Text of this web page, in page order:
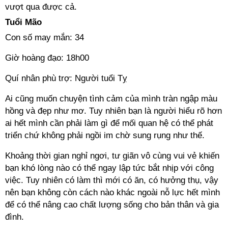
vượt qua được cả.
Tuổi Mão
Con số may mắn: 34
Giờ hoàng đạo: 18h00
Quí nhân phù trợ: Người tuổi Tỵ
Ai cũng muốn chuyện tình cảm của mình tràn ngập màu
hồng và đẹp như mơ. Tuy nhiên bạn là người hiểu rõ hơn
ai hết mình cần phải làm gì để mối quan hệ có thể phát
triển chứ không phải ngồi im chờ sung rụng như thế.
Khoảng thời gian nghỉ ngơi, tư giãn vô cùng vui vẻ khiến
bạn khó lòng nào có thể ngay lập tức bắt nhịp với công
việc. Tuy nhiên có làm thì mới có ăn, có hưởng thụ, vậy
nên bạn không còn cách nào khác ngoài nỗ lực hết mình
để có thể nâng cao chất lượng sống cho bản thân và gia
đình.